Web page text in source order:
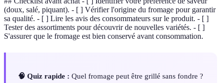
(doux, salé, piquant). - [ ] Vérifier l'origine du fromage pour garantir
sa qualité. - [ ] Lire les avis des consommateurs sur le produit. - [ ]
Tester des assortiments pour découvrir de nouvelles variétés. - [ ]
S'assurer que le fromage est bien conservé avant consommation.
🧠 Quiz rapide : Quel fromage peut être grillé sans fondre ?